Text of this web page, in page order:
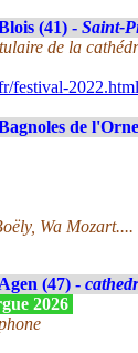
(41) - Saint-
de la
festival-2022.html
de
Wa Mozart....
Agen (47) -
2026